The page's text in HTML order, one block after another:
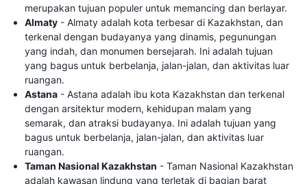
merupakan tujuan populer untuk memancing dan berlayar.
Almaty - Almaty adalah kota terbesar di Kazakhstan, dan
terkenal dengan budayanya yang dinamis, pegunungan
yang indah, dan monumen bersejarah. Ini adalah tujuan
yang bagus untuk berbelanja, jalan-jalan, dan aktivitas luar
ruangan.
Astana - Astana adalah ibu kota Kazakhstan dan terkenal
dengan arsitektur modern, kehidupan malam yang
semarak, dan atraksi budayanya. Ini adalah tujuan yang
bagus untuk berbelanja, jalan-jalan, dan aktivitas luar
ruangan.
Taman Nasional Kazakhstan - Taman Nasional Kazakhstan
adalah kawasan lindung yang terletak di bagian barat